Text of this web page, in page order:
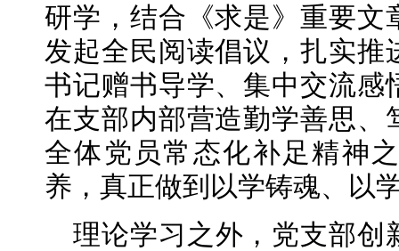
研学，结合《求是》重要文
发起全民阅读倡议，扎实推
书记赠书导学、集中交流感
在支部内部营造勤学善思、
全体党员常态化补足精神
养，真正做到以学铸魂、以
理论学习之外，党支部创